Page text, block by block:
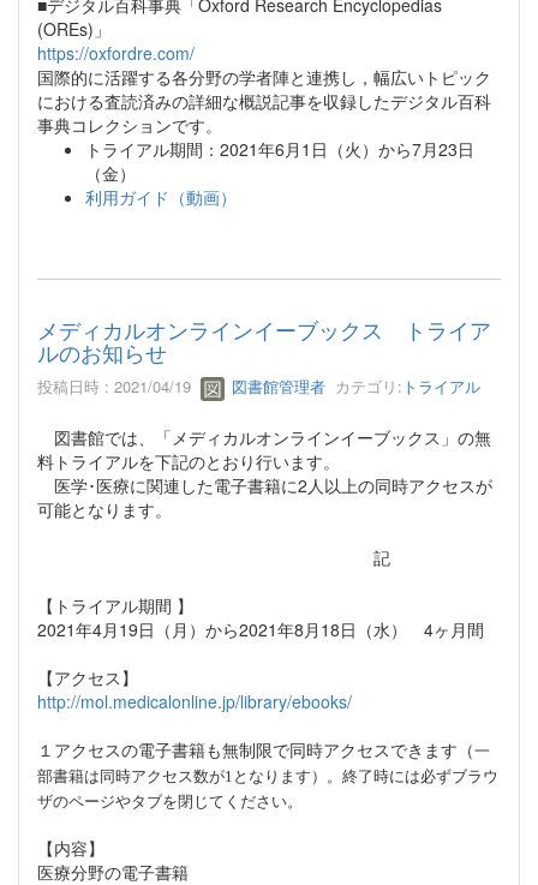
■デジタル百科事典「Oxford Research Encyclopedias
(OREs)」
https://oxfordre.com/
国際的に活躍する各分野の学者陣と連携し，幅広いトピック
における査読済みの詳細な概説記事を収録したデジタル百科
事典コレクションです。
トライアル期間：2021年6月1日（火）から7月23日
（金）
利用ガイド（動画）
メディカルオンラインイーブックス トライア
ルのお知らせ
投稿日時 : 2021/04/19 図書館管理者 カテゴリ: トライアル
図書館では、「メディカルオンラインイーブックス」の無
料トライアルを下記のとおり行います。
医学･医療に関連した電子書籍に2人以上の同時アクセスが
可能となります。
記
【トライアル期間 】
2021年4月19日（月）から2021年8月18日（水） 4ヶ月間
【アクセス】
http://mol.medicalonline.jp/library/ebooks/
１アクセスの電子書籍も無制限で同時アクセスできます（一
部書籍は同時アクセス数が1となります ）。終了時には必ずブラウ
ザのページやタブを閉じてください。
【内容】
医療分野の電子書籍